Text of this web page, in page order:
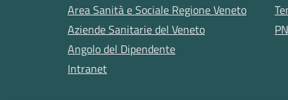
Area Sanità e Sociale Regione Veneto
Aziende Sanitarie del Veneto
Angolo del Dipendente
Intranet